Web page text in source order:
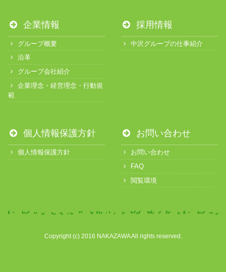
企業情報
グループ概要
沿革
グループ会社紹介
企業理念・経営理念・行動規
範
採用情報
中沢グループの仕事紹介
個人情報保護方針
個人情報保護方針
お問い合わせ
お問い合わせ
FAQ
閲覧環境
Copyright (c) 2016 NAKAZAWA All rights reserved.